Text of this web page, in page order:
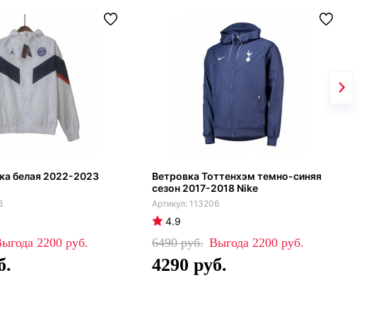
белая 2022-2023
2200
Ветровка Тоттенхэм темно-синяя
сезон 2017-2018 Nike
113206
4.9
6490 2200
4290